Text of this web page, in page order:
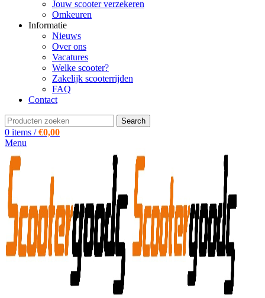
Jouw scooter verzekeren
Omkeuren
Informatie
Nieuws
Over ons
Vacatures
Welke scooter?
Zakelijk scooterrijden
FAQ
Contact
Search
0 items / €0,00
Menu